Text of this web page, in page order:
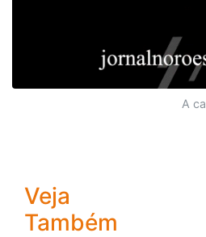
A
Veja
Também